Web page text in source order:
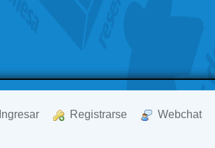
Registrarse Webchat